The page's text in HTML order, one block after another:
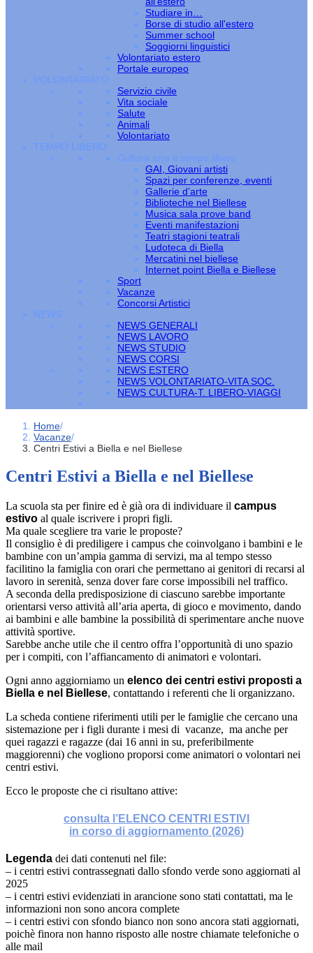
Studiare in…
Borse di studio all'estero
Summer school
Soggiorni linguistici
Volontariato estero
Portale europeo
VOLONTARIATO
Servizio civile
Vita sociale
Salute
Animali
Volontariato
TEMPO LIBERO
Cultura arte e tempo libero
GAI, Giovani artisti
Spazi per conferenze, eventi
Gallerie d’arte
Biblioteche nel Biellese
Musica sala prove band
Eventi manifestazioni
Teatri stagioni teatrali
Ludoteca di Biella
Mercatini nel biellese
Internet point Biella e Biellese
Sport
Vacanze
Concorsi Artistici
NEWS
NEWS GENERALI
NEWS LAVORO
NEWS STUDIO
NEWS CORSI
NEWS ESTERO
NEWS VOLONTARIATO-VITA SOC.
NEWS CULTURA-T. LIBERO-VIAGGI
Home/
Vacanze/
Centri Estivi a Biella e nel Biellese
Centri Estivi a Biella e nel Biellese
La scuola sta per finire ed è già ora di individuare il campus
estivo al quale iscrivere i propri figli.
Ma quale scegliere tra varie le proposte?
Il consiglio è di prediligere i campus che coinvolgano i bambini e le
bambine con un’ampia gamma di servizi, ma al tempo stesso
facilitino la famiglia con orari che permettano ai genitori di recarsi al
lavoro in serenità, senza dover fare corse impossibili nel traffico.
A seconda della predisposizione di ciascuno sarebbe importante
orientarsi verso attività all’aria aperta, di gioco e movimento, dando
ai bambini e alle bambine la possibilità di sperimentare anche nuove
attività sportive.
Sarebbe anche utile che il centro offra l’opportunità di uno spazio
per i compiti, con l’affiancamento di animatori e volontari.
Ogni anno aggiorniamo un elenco dei centri estivi proposti a
Biella e nel Biellese, contattando i referenti che li organizzano.
La scheda contiene riferimenti utili per le famiglie che cercano una
sistemazione per i figli durante i mesi di vacanze, ma anche per
quei ragazzi e ragazze (dai 16 anni in su, preferibilmente
maggiorenni) che vogliono proporsi come animatori o volontari nei
centri estivi.
Ecco le proposte che ci risultano attive:
consulta l’ELENCO CENTRI ESTIVI
in corso di aggiornamento (2026)
Legenda dei dati contenuti nel file:
– i centri estivi contrassegnati dallo sfondo verde sono aggiornati al
2025
– i centri estivi evidenziati in arancione sono stati contattati, ma le
informazioni non sono ancora complete
– i centri estivi con sfondo bianco non sono ancora stati aggiornati,
poichè finora non hanno risposto alle nostre chiamate telefoniche o
alle mail